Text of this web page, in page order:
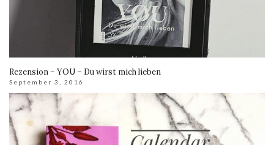
Rezension – YOU – Du wirst mich lieben
September 3, 2016